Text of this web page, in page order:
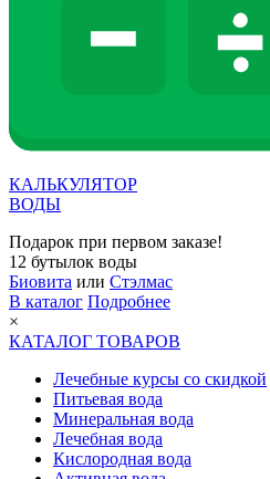
КАЛЬКУЛЯТОР
ВОДЫ
Подарок при первом заказе!
12 бутылок воды
Биовита или Стэлмас
В каталог Подробнее
×
КАТАЛОГ ТОВАРОВ
Лечебные курсы со скидкой
Питьевая вода
Минеральная вода
Лечебная вода
Кислородная вода